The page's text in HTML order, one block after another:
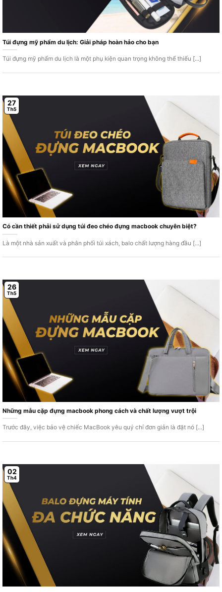
Túi đựng mỹ phẩm du lịch: Giải pháp hoàn hảo cho bạn
Túi đựng mỹ phẩm du lịch là một phụ kiện quan trọng không thể thiếu [...]
Có cần thiết phải sử dụng túi đeo chéo đựng macbook chuyên biệt?
Là một nhà sản xuất và phân phối túi xách, balo chất lượng hàng đầu [...]
27
Th5
Những mẫu cặp đựng macbook phong cách và chất lượng vượt trội
Trước đây, việc bảo vệ chiếc MacBook yêu quý chỉ đơn giản là đặt nó [...]
26
Th5
02
Th4